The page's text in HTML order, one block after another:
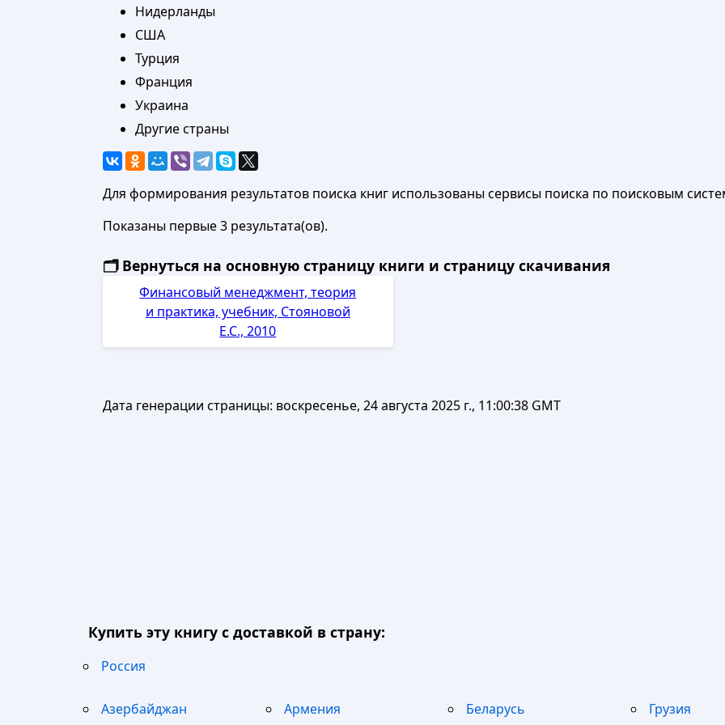
Нидерланды
США
Турция
Франция
Украина
Другие страны
Для формирования результатов поиска книг использованы сервисы поиска по поисковым
Показаны первые 3 результата(ов).
🗂️ Вернуться на основную страницу книги и страницу скачивания
Финансовый менеджмент, теория
и практика, учебник, Стояновой
Е.С., 2010
Дата генерации страницы: воскресенье, 24 августа 2025 г., 11:00:38 GMT
Купить эту книгу с доставкой в страну:
Россия
Азербайджан Армения Беларусь Грузия